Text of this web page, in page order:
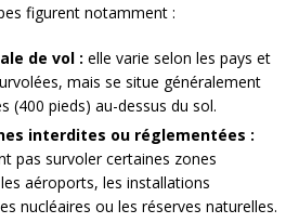
figurent notamment :
de vol : elle varie selon les pays et
mais se situe généralement
(400 pieds) au-dessus du sol.
interdites ou réglementées :
pas survoler certaines zones
aéroports, les installations
nucléaires ou les réserves naturelles.